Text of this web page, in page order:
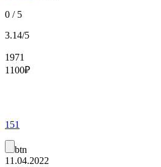
0 / 5
3.14/5
1971
1100₽
151
btn
11.04.2022